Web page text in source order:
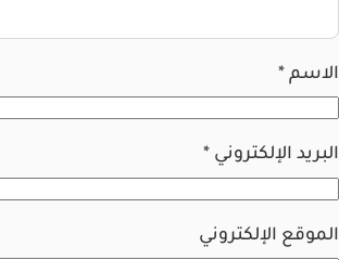
الاسم *
البريد الإلكتروني *
الموقع الإلكتروني